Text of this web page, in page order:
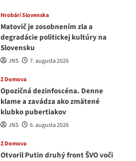
Hrobári Slovenska
Matovič je zosobnením zla a
degradácie politickej kultúry na
Slovensku
JNS 7. augusta 2026
Z Domova
Opozičná dezinfoscéna. Denne
klame a zavádza ako zmätené
klubko pubertiakov
JNS 6. augusta 2026
Z Domova
Otvoril Putin druhý front ŠVO voči